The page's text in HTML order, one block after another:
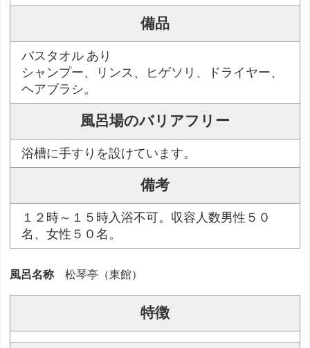
備品
バスタオル あり
シャンプー、リンス、ヒゲソリ、ドライヤー、
ヘアブラシ。
風呂場のバリアフリー
浴槽に手すりを設けています。
備考
１２時～１５時入浴不可。収容人数男性５０
名、女性５０名。
風呂名称 松琴亭（東館）
特徴